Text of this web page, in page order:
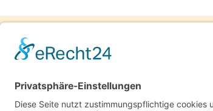
Altheimer Eck 13, 80331
E-Mail:
beratung.de